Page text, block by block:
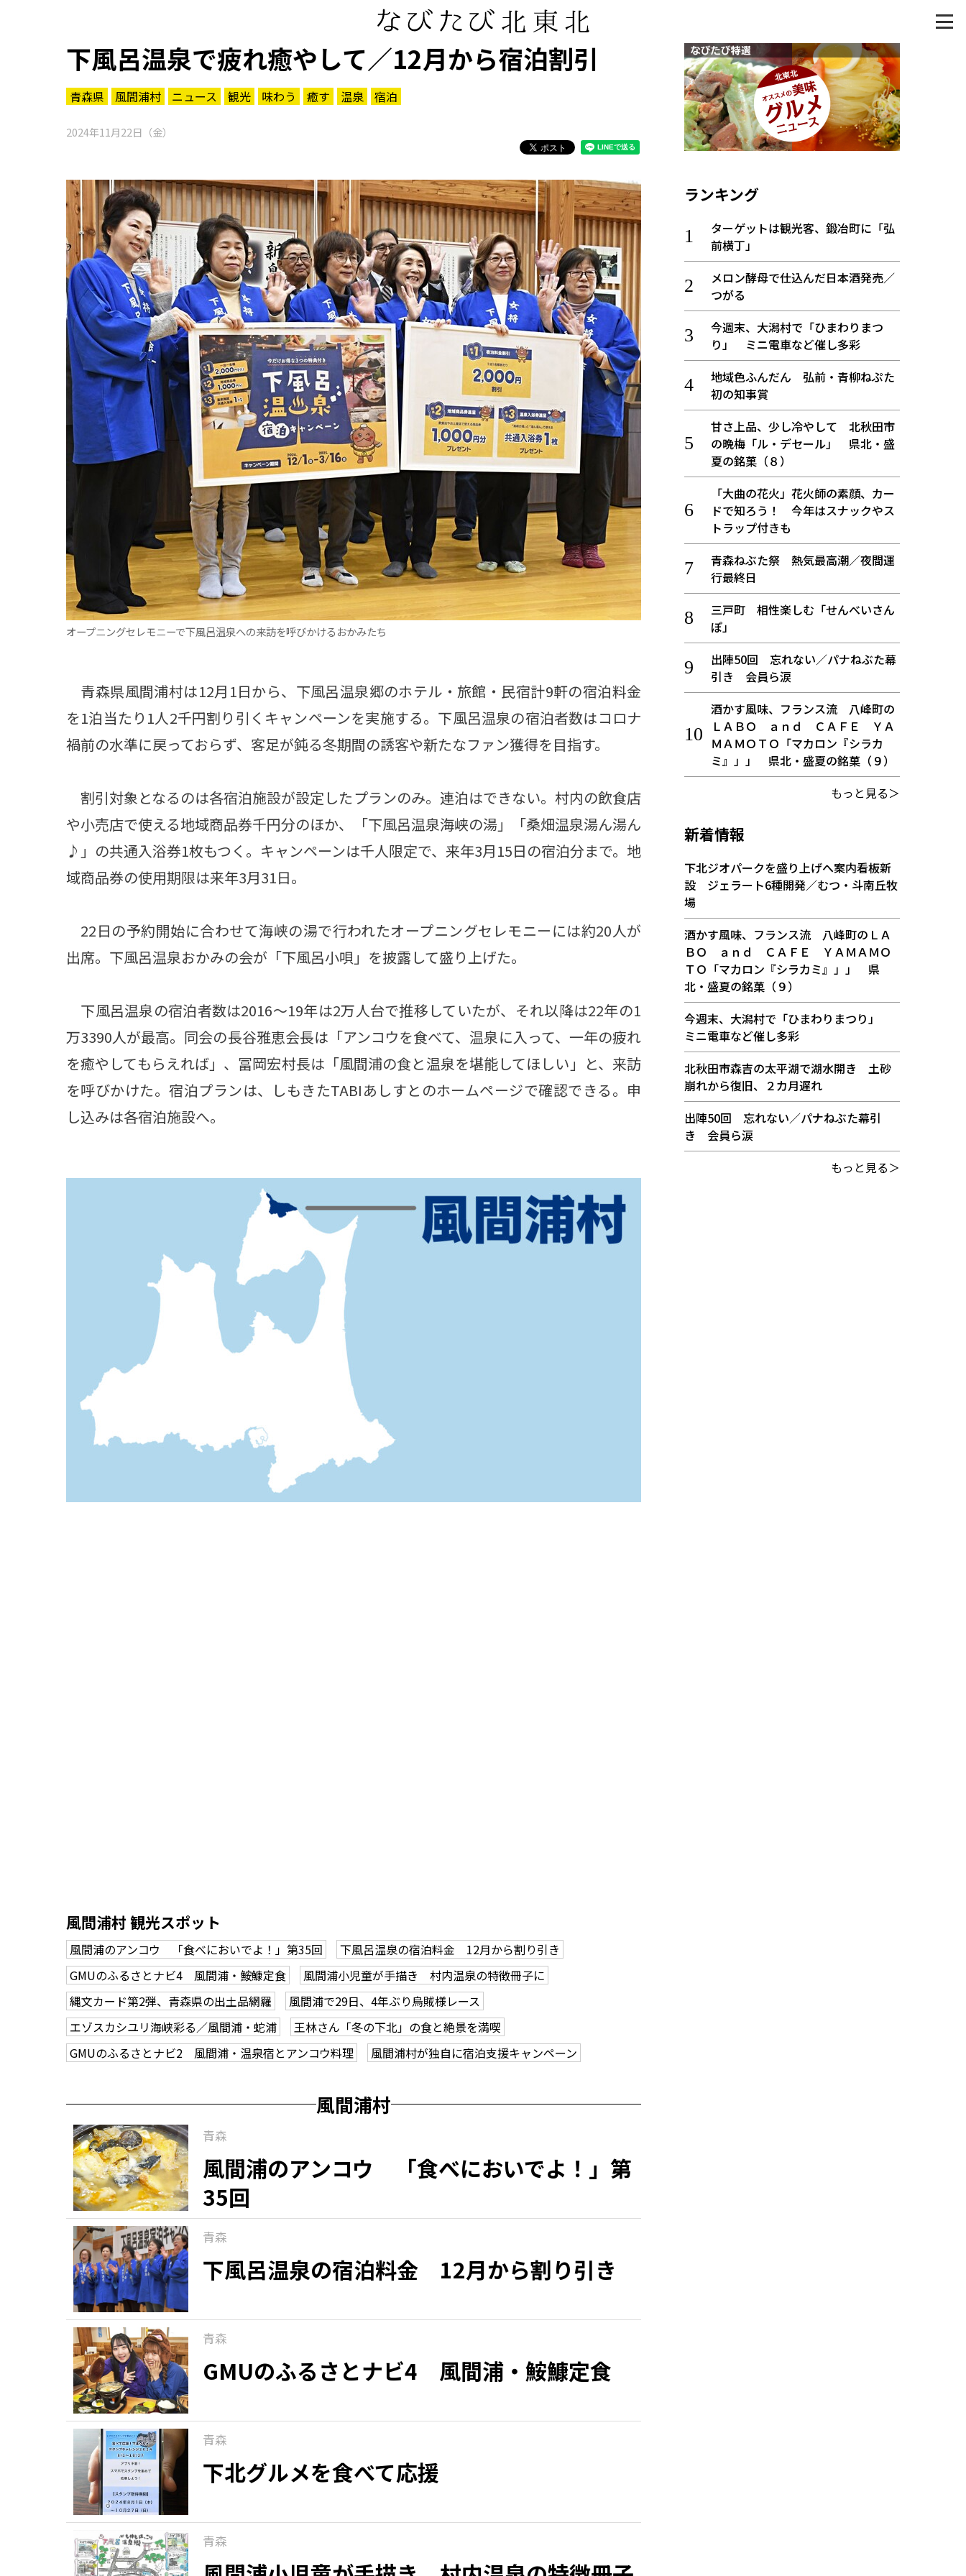
下風呂温泉で疲れ癒やして／12月から宿泊割引
青森県 風間浦村 ニュース 観光 味わう 癒す 温泉 宿泊
2024年11月22日（金）
オープニングセレモニーで下風呂温泉への来訪を呼びかけるおかみたち
青森県風間浦村は12月1日から、下風呂温泉郷のホテル・旅館・民宿計9軒の宿泊料金
を1泊当たり1人2千円割り引くキャンペーンを実施する。下風呂温泉の宿泊者数はコロナ
禍前の水準に戻っておらず、客足が鈍る冬期間の誘客や新たなファン獲得を目指す。
割引対象となるのは各宿泊施設が設定したプランのみ。連泊はできない。村内の飲食店
や小売店で使える地域商品券千円分のほか、「下風呂温泉海峡の湯」「桑畑温泉湯ん湯ん
♪」の共通入浴券1枚もつく。キャンペーンは千人限定で、来年3月15日の宿泊分まで。地
域商品券の使用期限は来年3月31日。
22日の予約開始に合わせて海峡の湯で行われたオープニングセレモニーには約20人が
出席。下風呂温泉おかみの会が「下風呂小唄」を披露して盛り上げた。
下風呂温泉の宿泊者数は2016～19年は2万人台で推移していたが、それ以降は22年の1
万3390人が最高。同会の長谷雅恵会長は「アンコウを食べて、温泉に入って、一年の疲れ
を癒やしてもらえれば」、冨岡宏村長は「風間浦の食と温泉を堪能してほしい」と、来訪
を呼びかけた。宿泊プランは、しもきたTABIあしすとのホームページで確認できる。申
し込みは各宿泊施設へ。
風間浦村 観光スポット
風間浦のアンコウ 「食べにおいでよ！」第35回
下風呂温泉の宿泊料金 12月から割り引き
GMUのふるさとナビ4 風間浦・鮟鱇定食
風間浦小児童が手描き 村内温泉の特徴冊子に
縄文カード第2弾、青森県の出土品網羅
風間浦で29日、4年ぶり烏賊様レース
エゾスカシユリ海峡彩る／風間浦・蛇浦
王林さん「冬の下北」の食と絶景を満喫
GMUのふるさとナビ2 風間浦・温泉宿とアンコウ料理
風間浦村が独自に宿泊支援キャンペーン
風間浦村
青森
風間浦のアンコウ 「食べにおいでよ！」第
35回
青森
下風呂温泉の宿泊料金 12月から割り引き
青森
GMUのふるさとナビ4 風間浦・鮟鱇定食
青森
下北グルメを食べて応援
青森
ランキング
ターゲットは観光客、鍛冶町に「弘
前横丁」
メロン酵母で仕込んだ日本酒発売／
つがる
今週末、大潟村で「ひまわりまつ
り」 ミニ電車など催し多彩
地域色ふんだん 弘前・青柳ねぷた
初の知事賞
甘さ上品、少し冷やして 北秋田市
の晩梅「ル・デセール」 県北・盛
夏の銘菓（８）
「大曲の花火」花火師の素顔、カー
ドで知ろう！ 今年はスナックやス
トラップ付きも
青森ねぶた祭 熱気最高潮／夜間運
行最終日
三戸町 相性楽しむ「せんべいさん
ぽ」
出陣50回 忘れない／パナねぶた幕
引き 会員ら涙
酒かす風味、フランス流 八峰町の
ＬＡＢＯ ａｎｄ ＣＡＦＥ ＹＡ
ＭＡＭＯＴＯ「マカロン『シラカ
ミ』」」 県北・盛夏の銘菓（９）
もっと見る＞
新着情報
下北ジオパークを盛り上げへ案内看板新
設 ジェラート6種開発／むつ・斗南丘牧
場
酒かす風味、フランス流 八峰町のＬＡ
ＢＯ ａｎｄ ＣＡＦＥ ＹＡＭＡＭＯ
ＴＯ「マカロン『シラカミ』」」 県
北・盛夏の銘菓（９）
今週末、大潟村で「ひまわりまつり」
ミニ電車など催し多彩
北秋田市森吉の太平湖で湖水開き 土砂
崩れから復旧、２カ月遅れ
出陣50回 忘れない／パナねぶた幕引
き 会員ら涙
もっと見る＞
パワースポット
まつり・イベント
おみやげ・特産
道の駅・産直
アウトドア・レジャー
ご当地グルメ